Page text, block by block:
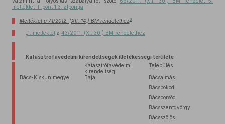
melléklet II. pont 1.3. alpontja
Melléklet a 71/2012. (XII. 14.) BM rendelethez3
1. mellékleta 43/2011. (XI. 30.) BM rendelethez
Katasztrófavédelmi kirendeltségek illetékességi területe
Katasztrófavédelmi
kirendeltség
Település
Bács-Kiskun megye
Baja
Bácsalmás
Bácsbokod
Bácsborsód
Bácsszentgyörgy
Bácsszőlős